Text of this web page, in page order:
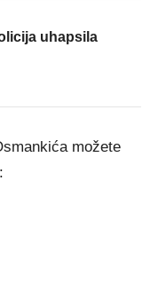
uhapsila
možete